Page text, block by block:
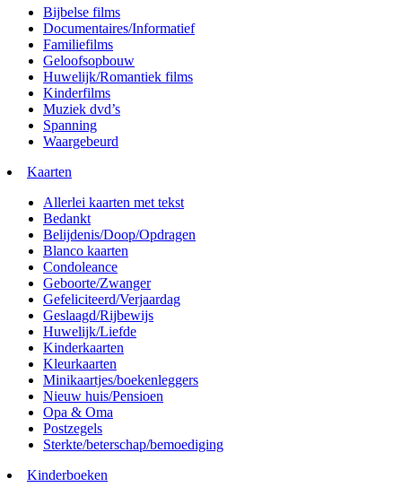
Bijbelse films
Documentaires/Informatief
Familiefilms
Geloofsopbouw
Huwelijk/Romantiek films
Kinderfilms
Muziek dvd’s
Spanning
Waargebeurd
Kaarten
Allerlei kaarten met tekst
Bedankt
Belijdenis/Doop/Opdragen
Blanco kaarten
Condoleance
Geboorte/Zwanger
Gefeliciteerd/Verjaardag
Geslaagd/Rijbewijs
Huwelijk/Liefde
Kinderkaarten
Kleurkaarten
Minikaartjes/boekenleggers
Nieuw huis/Pensioen
Opa & Oma
Postzegels
Sterkte/beterschap/bemoediging
Kinderboeken